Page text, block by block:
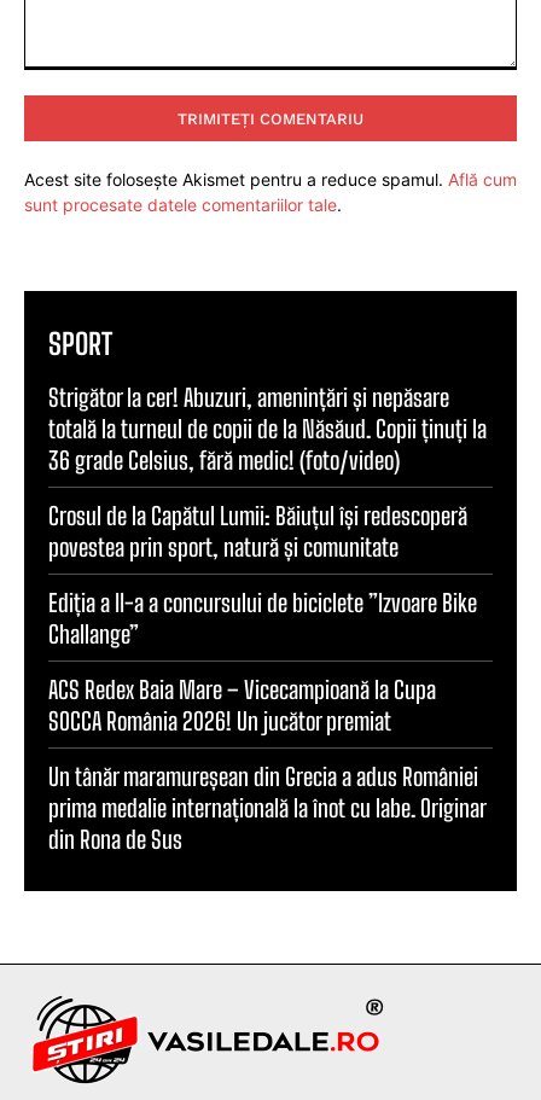
Acest site folosește Akismet pentru a reduce spamul. Află cum
sunt procesate datele comentariilor tale.
SPORT
Strigător la cer! Abuzuri, amenințări și nepăsare
totală la turneul de copii de la Năsăud. Copii ținuți la
36 grade Celsius, fără medic! (foto/video)
Crosul de la Capătul Lumii: Băiuțul își redescoperă
povestea prin sport, natură și comunitate
Ediția a II-a a concursului de biciclete ”Izvoare Bike
Challange”
ACS Redex Baia Mare – Vicecampioană la Cupa
SOCCA România 2026! Un jucător premiat
Un tânăr maramureșean din Grecia a adus României
prima medalie internațională la înot cu labe. Originar
din Rona de Sus